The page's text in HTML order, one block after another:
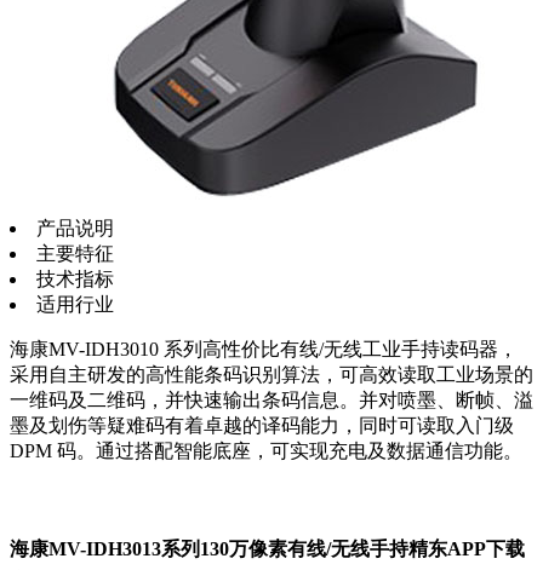
产品说明
主要特征
技术指标
适用行业
海康MV-IDH3010 系列高性价比有线/无线工业手持读码器，
采用自主研发的高性能条码识别算法，可高效读取工业场景的
一维码及二维码，并快速输出条码信息。并对喷墨、断帧、溢
墨及划伤等疑难码有着卓越的译码能力，同时可读取入门级
DPM 码。通过搭配智能底座，可实现充电及数据通信功能。
海康MV-IDH3013系列130万像素有线/无线手持精东APP下载